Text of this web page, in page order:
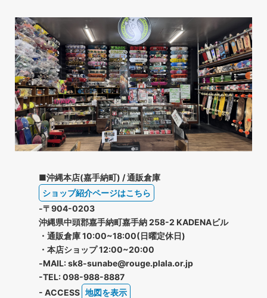
■沖縄本店(嘉手納町) / 通販倉庫
ショップ紹介ページはこちら
-〒904-0203
沖縄県中頭郡嘉手納町嘉手納 258-2 KADENAビル
・通販倉庫 10:00~18:00(日曜定休日)
・本店ショップ 12:00~20:00
-MAIL: sk8-sunabe@rouge.plala.or.jp
-TEL: 098-988-8887
- ACCESS 地図を表示